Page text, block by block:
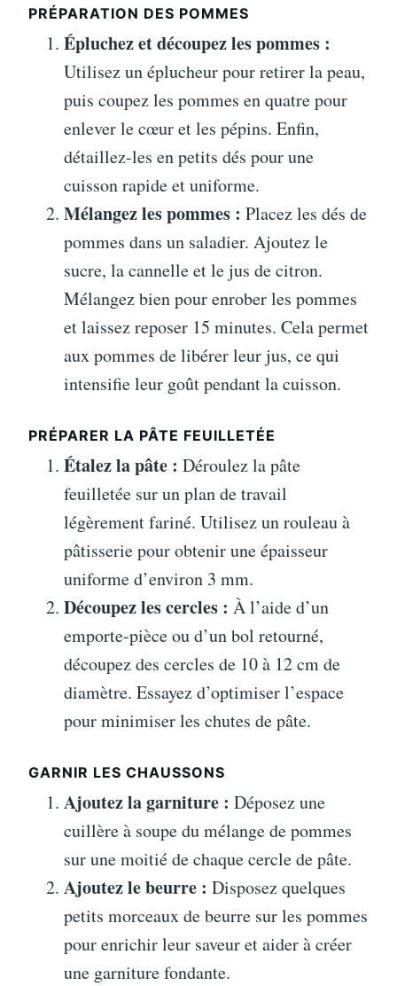
PRÉPARATION DES POMMES
Épluchez et découpez les pommes :
Utilisez un éplucheur pour retirer la peau,
puis coupez les pommes en quatre pour
enlever le cœur et les pépins. Enfin,
détaillez-les en petits dés pour une
cuisson rapide et uniforme.
Mélangez les pommes : Placez les dés de
pommes dans un saladier. Ajoutez le
sucre, la cannelle et le jus de citron.
Mélangez bien pour enrober les pommes
et laissez reposer 15 minutes. Cela permet
aux pommes de libérer leur jus, ce qui
intensifie leur goût pendant la cuisson.
PRÉPARER LA PÂTE FEUILLETÉE
Étalez la pâte : Déroulez la pâte
feuilletée sur un plan de travail
légèrement fariné. Utilisez un rouleau à
pâtisserie pour obtenir une épaisseur
uniforme d’environ 3 mm.
Découpez les cercles : À l’aide d’un
emporte-pièce ou d’un bol retourné,
découpez des cercles de 10 à 12 cm de
diamètre. Essayez d’optimiser l’espace
pour minimiser les chutes de pâte.
GARNIR LES CHAUSSONS
Ajoutez la garniture : Déposez une
cuillère à soupe du mélange de pommes
sur une moitié de chaque cercle de pâte.
Ajoutez le beurre : Disposez quelques
petits morceaux de beurre sur les pommes
pour enrichir leur saveur et aider à créer
une garniture fondante.